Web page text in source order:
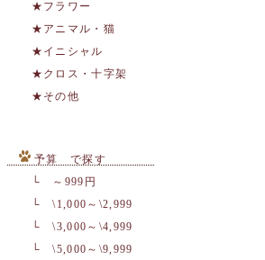
★フラワー
★アニマル・猫
★イニシャル
★クロス・十字架
★その他
予算 で探す
└ ～999円
└ \1,000～\2,999
└ \3,000～\4,999
└ \5,000～\9,999